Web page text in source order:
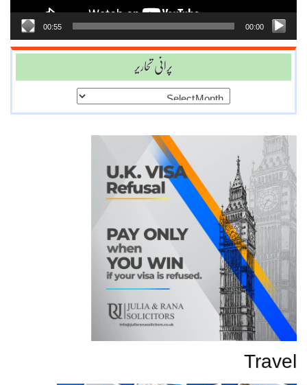
00:00
00:55
پرانی تحاریر
Travel